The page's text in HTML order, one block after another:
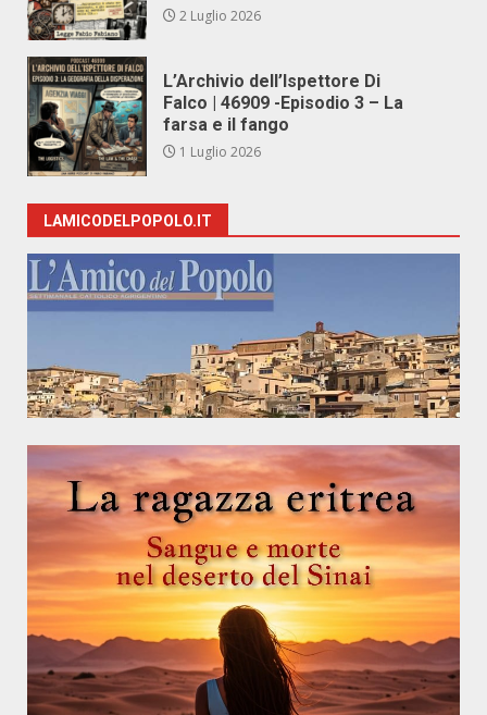
2 Luglio 2026
L’Archivio dell’Ispettore Di
Falco | 46909 -Episodio 3 – La
farsa e il fango
1 Luglio 2026
LAMICODELPOPOLO.IT